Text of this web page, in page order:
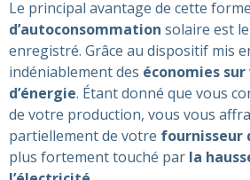
Le principal avantage de cette forme
d’autoconsommation solaire est
enregistré. Grâce au dispositif mis
indéniablement des économies
d’énergie. Étant donné que vous
de votre production, vous vous
partiellement de votre fournisseur
plus fortement touché par la